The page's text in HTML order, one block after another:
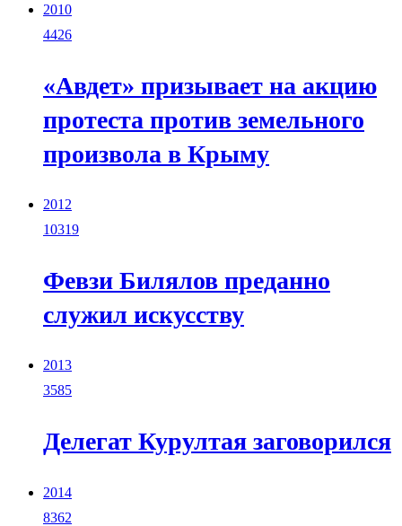
2010
4426
«Авдет» призывает на акцию
протеста против земельного
произвола в Крыму
2012
10319
Февзи Билялов преданно
служил искусству
2013
3585
Делегат Курултая заговорился
2014
8362